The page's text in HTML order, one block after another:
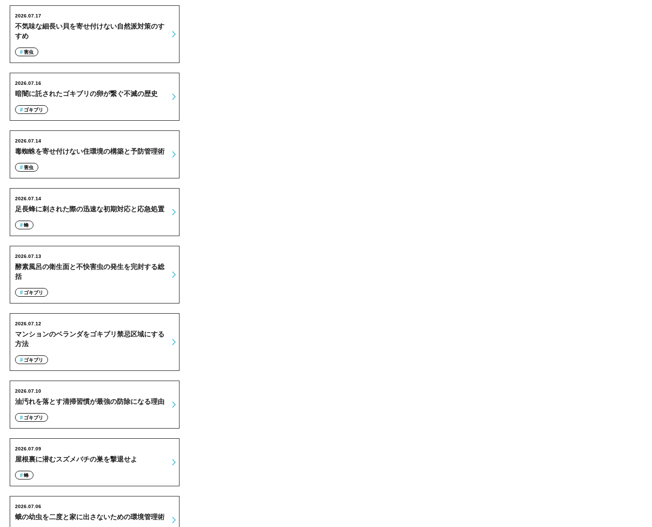
不気味な細長い貝を寄せ付けない自然派対策のす
すめ
2026.07.17
害虫
暗闇に託されたゴキブリの卵が繋ぐ不滅の歴史
2026.07.16
ゴキブリ
毒蜘蛛を寄せ付けない住環境の構築と予防管理術
2026.07.14
害虫
足長蜂に刺された際の迅速な初期対応と応急処置
2026.07.14
蜂
酵素風呂の衛生面と不快害虫の発生を完封する総
括
2026.07.13
ゴキブリ
マンションのベランダをゴキブリ禁忌区域にする
方法
2026.07.12
ゴキブリ
油汚れを落とす清掃習慣が最強の防除になる理由
2026.07.10
ゴキブリ
屋根裏に潜むスズメバチの巣を撃退せよ
2026.07.09
蜂
蛾の幼虫を二度と家に出さないための環境管理術
2026.07.06